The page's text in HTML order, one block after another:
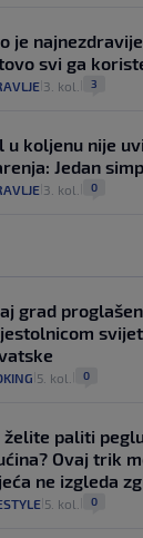
je
svi ga
3. kol. 3
u koljenu nije
Jedan
3. kol. 0
grad
5. kol. 0
želite paliti
Ovaj trik
ne izgleda
5. kol. 0